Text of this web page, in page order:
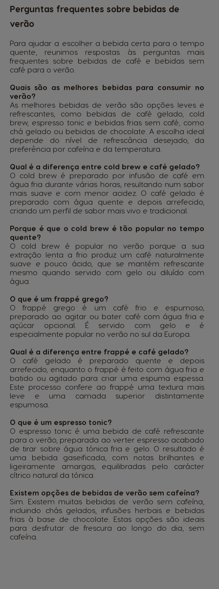
Perguntas frequentes sobre bebidas de
verão
Para ajudar a escolher a bebida certa para o tempo
quente, reunimos respostas às perguntas mais
frequentes sobre bebidas de café e bebidas sem
café para o verão.
Quais são as melhores bebidas para consumir no
verão?
As melhores bebidas de verão são opções leves e
refrescantes, como bebidas de café gelado, cold
brew, espresso tonic e bebidas frias sem café, como
chá gelado ou bebidas de chocolate. A escolha ideal
depende do nível de refrescância desejado, da
preferência por cafeína e da temperatura.
Qual é a diferença entre cold brew e café gelado?
O cold brew é preparado por infusão de café em
água fria durante várias horas, resultando num sabor
mais suave e com menor acidez. O café gelado é
preparado com água quente e depois arrefecido,
criando um perfil de sabor mais vivo e tradicional.
Porque é que o cold brew é tão popular no tempo
quente?
O cold brew é popular no verão porque a sua
extração lenta a frio produz um café naturalmente
suave e pouco ácido, que se mantém refrescante
mesmo quando servido com gelo ou diluído com
água.
O que é um frappé grego?
O frappé grego é um café frio e espumoso,
preparado ao agitar ou bater café com água fria e
açúcar opcional. É servido com gelo e é
especialmente popular no verão no sul da Europa.
Qual é a diferença entre frappé e café gelado?
O café gelado é preparado quente e depois
arrefecido, enquanto o frappé é feito com água fria e
batido ou agitado para criar uma espuma espessa.
Este processo confere ao frappé uma textura mais
leve e uma camada superior distintamente
espumosa.
O que é um espresso tonic?
O espresso tonic é uma bebida de café refrescante
para o verão, preparada ao verter espresso acabado
de tirar sobre água tónica fria e gelo. O resultado é
uma bebida gaseificada, com notas brilhantes e
ligeiramente amargas, equilibradas pelo carácter
cítrico natural da tónica.
Existem opções de bebidas de verão sem cafeína?
Sim. Existem muitas bebidas de verão sem cafeína,
incluindo chás gelados, infusões herbais e bebidas
frias à base de chocolate. Estas opções são ideais
para desfrutar de frescura ao longo do dia, sem
cafeína.